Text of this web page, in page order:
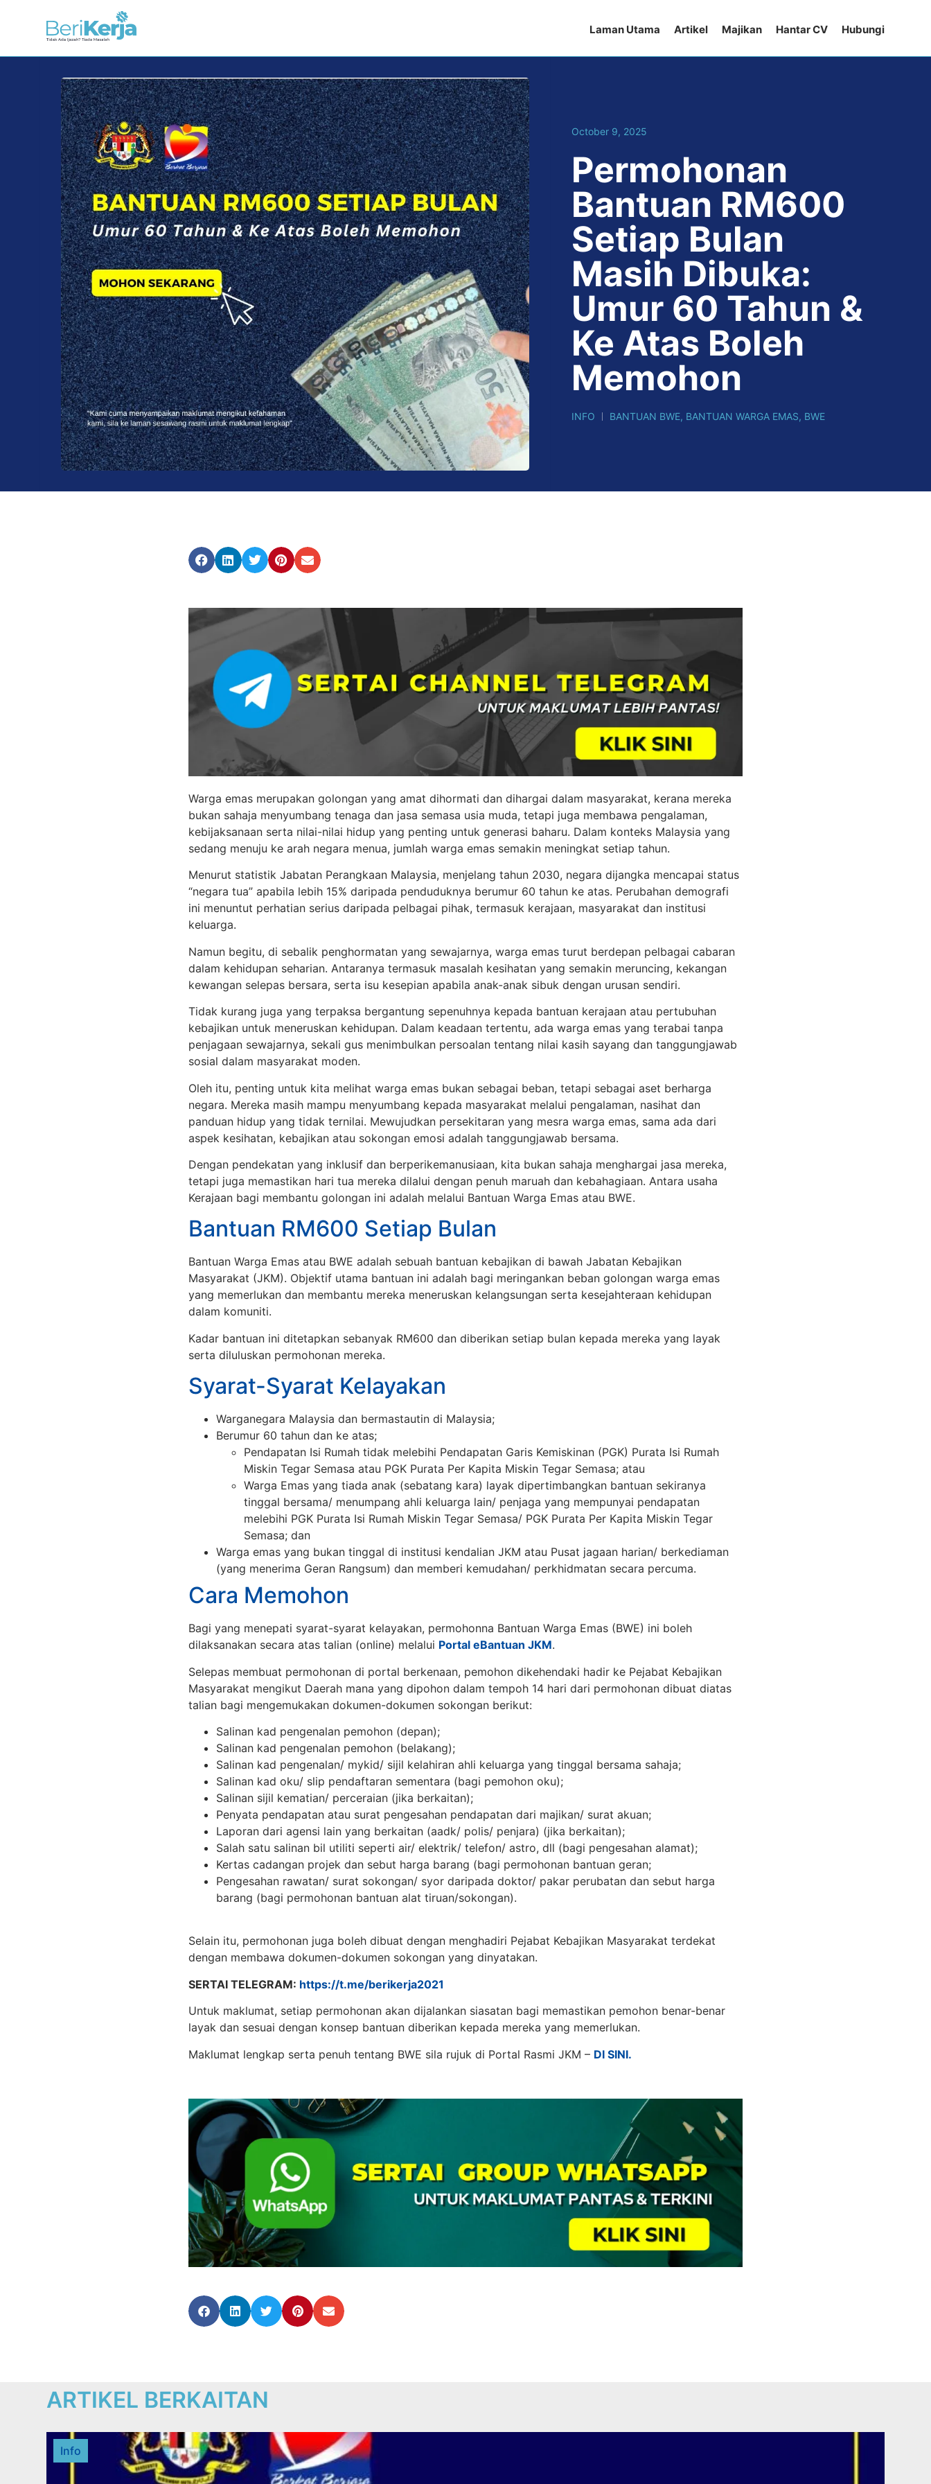
Laman Utama Artikel Majikan Hantar CV Hubungi
October 9, 2025
Permohonan
Bantuan RM600
Setiap Bulan
Masih Dibuka:
Umur 60 Tahun &
Ke Atas Boleh
Memohon
INFO BANTUAN BWE, BANTUAN WARGA EMAS, BWE
Warga emas merupakan golongan yang amat dihormati dan dihargai dalam masyarakat, kerana mereka
bukan sahaja menyumbang tenaga dan jasa semasa usia muda, tetapi juga membawa pengalaman,
kebijaksanaan serta nilai-nilai hidup yang penting untuk generasi baharu. Dalam konteks Malaysia yang
sedang menuju ke arah negara menua, jumlah warga emas semakin meningkat setiap tahun.
Menurut statistik Jabatan Perangkaan Malaysia, menjelang tahun 2030, negara dijangka mencapai status
“negara tua” apabila lebih 15% daripada penduduknya berumur 60 tahun ke atas. Perubahan demografi
ini menuntut perhatian serius daripada pelbagai pihak, termasuk kerajaan, masyarakat dan institusi
keluarga.
Namun begitu, di sebalik penghormatan yang sewajarnya, warga emas turut berdepan pelbagai cabaran
dalam kehidupan seharian. Antaranya termasuk masalah kesihatan yang semakin meruncing, kekangan
kewangan selepas bersara, serta isu kesepian apabila anak-anak sibuk dengan urusan sendiri.
Tidak kurang juga yang terpaksa bergantung sepenuhnya kepada bantuan kerajaan atau pertubuhan
kebajikan untuk meneruskan kehidupan. Dalam keadaan tertentu, ada warga emas yang terabai tanpa
penjagaan sewajarnya, sekali gus menimbulkan persoalan tentang nilai kasih sayang dan tanggungjawab
sosial dalam masyarakat moden.
Oleh itu, penting untuk kita melihat warga emas bukan sebagai beban, tetapi sebagai aset berharga
negara. Mereka masih mampu menyumbang kepada masyarakat melalui pengalaman, nasihat dan
panduan hidup yang tidak ternilai. Mewujudkan persekitaran yang mesra warga emas, sama ada dari
aspek kesihatan, kebajikan atau sokongan emosi adalah tanggungjawab bersama.
Dengan pendekatan yang inklusif dan berperikemanusiaan, kita bukan sahaja menghargai jasa mereka,
tetapi juga memastikan hari tua mereka dilalui dengan penuh maruah dan kebahagiaan. Antara usaha
Kerajaan bagi membantu golongan ini adalah melalui Bantuan Warga Emas atau BWE.
Bantuan RM600 Setiap Bulan
Bantuan Warga Emas atau BWE adalah sebuah bantuan kebajikan di bawah Jabatan Kebajikan
Masyarakat (JKM). Objektif utama bantuan ini adalah bagi meringankan beban golongan warga emas
yang memerlukan dan membantu mereka meneruskan kelangsungan serta kesejahteraan kehidupan
dalam komuniti.
Kadar bantuan ini ditetapkan sebanyak RM600 dan diberikan setiap bulan kepada mereka yang layak
serta diluluskan permohonan mereka.
Syarat-Syarat Kelayakan
Warganegara Malaysia dan bermastautin di Malaysia;
Berumur 60 tahun dan ke atas;
Pendapatan Isi Rumah tidak melebihi Pendapatan Garis Kemiskinan (PGK) Purata Isi Rumah
Miskin Tegar Semasa atau PGK Purata Per Kapita Miskin Tegar Semasa; atau
Warga Emas yang tiada anak (sebatang kara) layak dipertimbangkan bantuan sekiranya
tinggal bersama/ menumpang ahli keluarga lain/ penjaga yang mempunyai pendapatan
melebihi PGK Purata Isi Rumah Miskin Tegar Semasa/ PGK Purata Per Kapita Miskin Tegar
Semasa; dan
Warga emas yang bukan tinggal di institusi kendalian JKM atau Pusat jagaan harian/ berkediaman
(yang menerima Geran Rangsum) dan memberi kemudahan/ perkhidmatan secara percuma.
Cara Memohon
Bagi yang menepati syarat-syarat kelayakan, permohonna Bantuan Warga Emas (BWE) ini boleh
dilaksanakan secara atas talian (online) melalui Portal eBantuan JKM.
Selepas membuat permohonan di portal berkenaan, pemohon dikehendaki hadir ke Pejabat Kebajikan
Masyarakat mengikut Daerah mana yang dipohon dalam tempoh 14 hari dari permohonan dibuat diatas
talian bagi mengemukakan dokumen-dokumen sokongan berikut:
Salinan kad pengenalan pemohon (depan);
Salinan kad pengenalan pemohon (belakang);
Salinan kad pengenalan/ mykid/ sijil kelahiran ahli keluarga yang tinggal bersama sahaja;
Salinan kad oku/ slip pendaftaran sementara (bagi pemohon oku);
Salinan sijil kematian/ perceraian (jika berkaitan);
Penyata pendapatan atau surat pengesahan pendapatan dari majikan/ surat akuan;
Laporan dari agensi lain yang berkaitan (aadk/ polis/ penjara) (jika berkaitan);
Salah satu salinan bil utiliti seperti air/ elektrik/ telefon/ astro, dll (bagi pengesahan alamat);
Kertas cadangan projek dan sebut harga barang (bagi permohonan bantuan geran;
Pengesahan rawatan/ surat sokongan/ syor daripada doktor/ pakar perubatan dan sebut harga
barang (bagi permohonan bantuan alat tiruan/sokongan).
Selain itu, permohonan juga boleh dibuat dengan menghadiri Pejabat Kebajikan Masyarakat terdekat
dengan membawa dokumen-dokumen sokongan yang dinyatakan.
SERTAI TELEGRAM: https://t.me/berikerja2021
Untuk maklumat, setiap permohonan akan dijalankan siasatan bagi memastikan pemohon benar-benar
layak dan sesuai dengan konsep bantuan diberikan kepada mereka yang memerlukan.
Maklumat lengkap serta penuh tentang BWE sila rujuk di Portal Rasmi JKM – DI SINI.
ARTIKEL BERKAITAN
Info